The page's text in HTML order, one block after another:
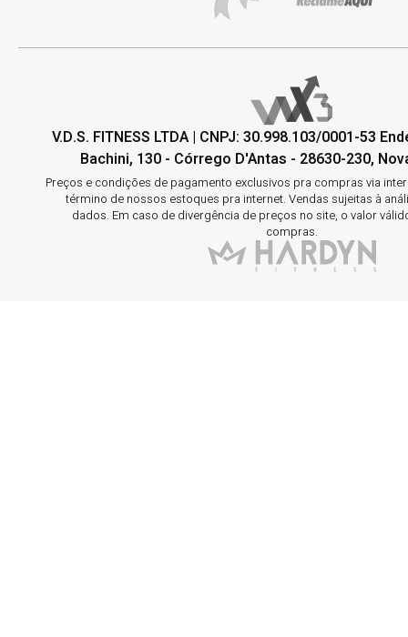
V.D.S. FITNESS LTDA | CNPJ: 30.998.103/0001-53
Bachini, 130 - Córrego D'Antas - 28630-230,
Preços e condições de pagamento exclusivos pra compras via
término de nossos estoques pra internet. Vendas sujeitas à
dados. Em caso de divergência de preços no site, o valor
compras.